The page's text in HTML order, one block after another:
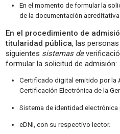
En el momento de formular la
de la documentación
En el procedimiento de
titularidad pública, las
siguientes sistemas de
formular la solicitud de admisión:
Certificado digital emitido por la
Certificación Electrónica de la
Sistema de identidad electrónica
eDNI, con su respectivo lector.